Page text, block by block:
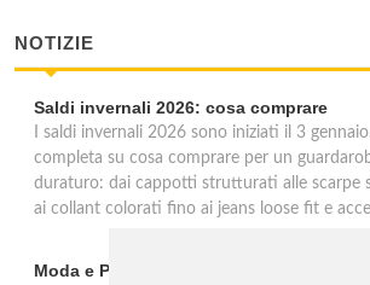
NOTIZIE
Saldi invernali 2026: cosa comprare
I saldi invernali 2026 sono iniziati il 3
completa su cosa comprare per un
duraturo: dai cappotti strutturati alle scarpe
ai collant colorati fino ai jeans loose fit e
Moda e Pubblicità 1950-2000 alla